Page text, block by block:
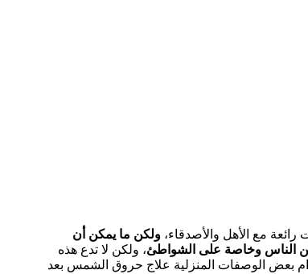
مع الأهل والأصدقاء، ولكن ما يمكن أن
من الناس وخاصة على الشواطئ، ولكن لا تدع هذه
بعض الوصفات المنزلية علاج حروق الشمس بعد